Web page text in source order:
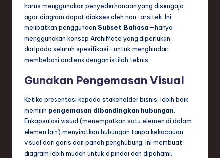
harus menggunakan penyederhanaan yang disengaja
agar diagram dapat diakses oleh non-arsitek. Ini
melibatkan penggunaan Subset Bahasa—hanya
menggunakan konsep ArchiMate yang diperlukan
daripada seluruh spesifikasi—untuk menghindari
membebani audiens dengan istilah teknis.
Gunakan Pengemasan Visual
Ketika presentasi kepada stakeholder bisnis, lebih baik
memilih pengemasan dibandingkan hubungan
Enkapsulasi visual (menempatkan satu elemen di dalam
elemen lain) menyiratkan hubungan tanpa kekacauan
visual dari garis dan panah penghubung. Ini membuat
diagram lebih mudah untuk dipindai dan dipahami.